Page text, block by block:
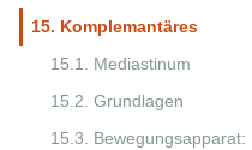
15. Komplemantäres
15.1. Mediastinum
15.2. Grundlagen
15.3. Bewegungsapparat: